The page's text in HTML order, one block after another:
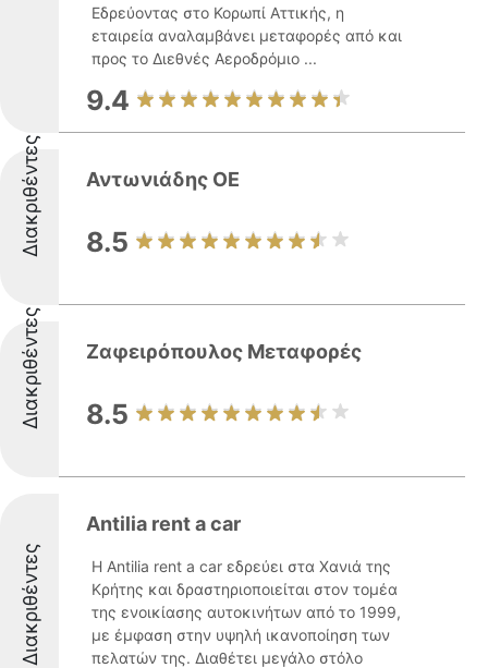
Εδρεύοντας στο Κορωπί Αττικής, η
εταιρεία αναλαμβάνει μεταφορές από και
προς το Διεθνές Αεροδρόμιο ...
9.4
Διακριθέντες Αντωνιάδης ΟΕ
8.5
Διακριθέντες Ζαφειρόπουλος Μεταφορές
8.5
Διακριθέντες
Antilia rent a car
Η Antilia rent a car εδρεύει στα Χανιά της
Κρήτης και δραστηριοποιείται στον τομέα
της ενοικίασης αυτοκινήτων από το 1999,
με έμφαση στην υψηλή ικανοποίηση των
πελατών της. Διαθέτει μεγάλο στόλο